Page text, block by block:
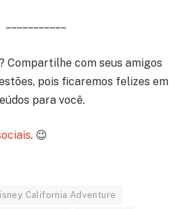
– – – – – – – – – – –
Compartilhe com seus amigos
pois ficaremos felizes em
para você.
. 😉
California Adventure